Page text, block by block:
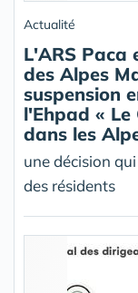
Actualité
L'ARS Paca
des Alpes
suspension
l'Ehpad « Le
dans les
une décision
des résidents